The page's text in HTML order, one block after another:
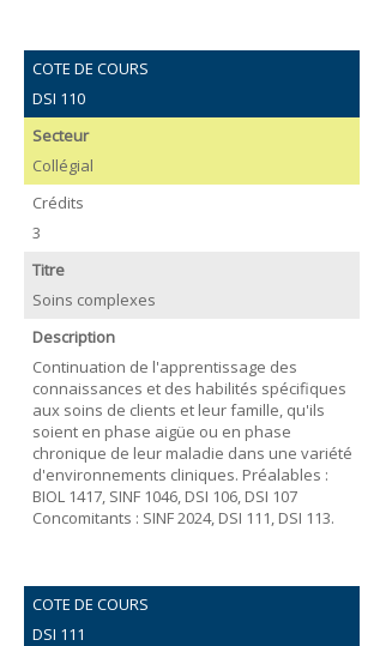
COTE DE COURS
DSI 110
Secteur
Collégial
Crédits
3
Titre
Soins complexes
Description
Continuation de l'apprentissage des
connaissances et des habilités spécifiques
aux soins de clients et leur famille, qu'ils
soient en phase aigüe ou en phase
chronique de leur maladie dans une variété
d'environnements cliniques. Préalables :
BIOL 1417, SINF 1046, DSI 106, DSI 107
Concomitants : SINF 2024, DSI 111, DSI 113.
COTE DE COURS
DSI 111